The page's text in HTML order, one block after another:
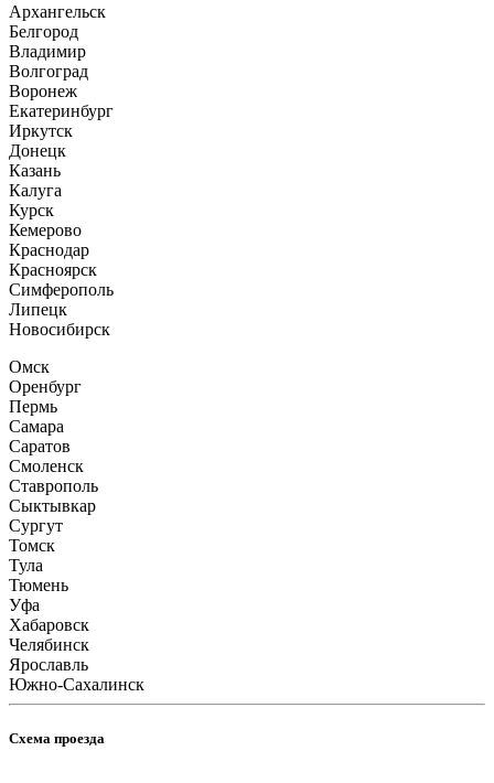
Архангельск
Белгород
Владимир
Волгоград
Воронеж
Екатеринбург
Иркутск
Донецк
Казань
Калуга
Курск
Кемерово
Краснодар
Красноярск
Симферополь
Липецк
Новосибирск
Омск
Оренбург
Пермь
Самара
Саратов
Смоленск
Ставрополь
Сыктывкар
Сургут
Томск
Тула
Тюмень
Уфа
Хабаровск
Челябинск
Ярославль
Южно-Сахалинск
Схема проезда